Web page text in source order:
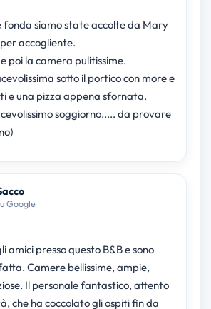
siamo state accolte da Mary
accogliente.
poi la camera pulitissime.
sotto il portico con more e
e una pizza appena sfornata.
soggiorno..... da provare
Google
amici presso questo B&B e sono
Camere bellissime, ampie,
Il personale fantastico, attento
che ha coccolato gli ospiti fin da